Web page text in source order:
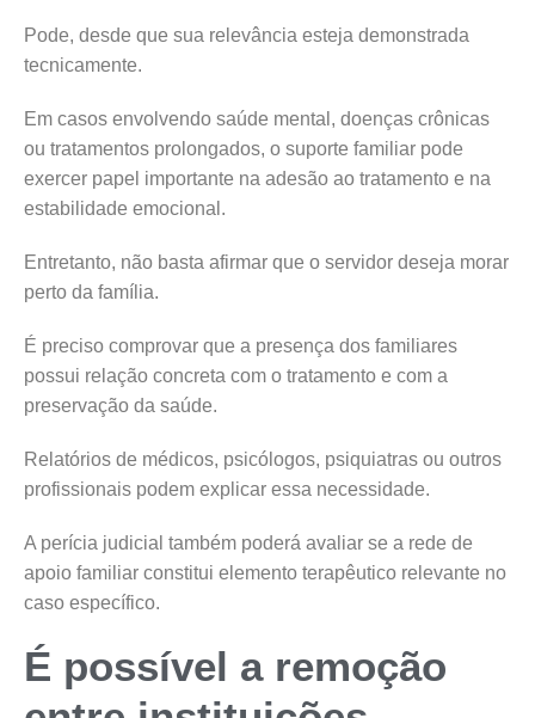
Pode, desde que sua relevância esteja demonstrada
tecnicamente.
Em casos envolvendo saúde mental, doenças crônicas
ou tratamentos prolongados, o suporte familiar pode
exercer papel importante na adesão ao tratamento e na
estabilidade emocional.
Entretanto, não basta afirmar que o servidor deseja morar
perto da família.
É preciso comprovar que a presença dos familiares
possui relação concreta com o tratamento e com a
preservação da saúde.
Relatórios de médicos, psicólogos, psiquiatras ou outros
profissionais podem explicar essa necessidade.
A perícia judicial também poderá avaliar se a rede de
apoio familiar constitui elemento terapêutico relevante no
caso específico.
É possível a remoção